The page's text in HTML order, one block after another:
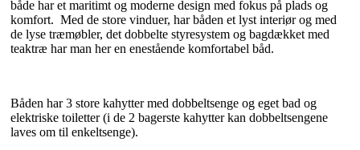
både har et maritimt og moderne design med fokus på plads og
komfort. Med de store vinduer, har båden et lyst interiør og med
de lyse træmøbler, det dobbelte styresystem og bagdækket med
teaktræ har man her en enestående komfortabel båd.
Båden har 3 store kahytter med dobbeltsenge og eget bad og
elektriske toiletter (i de 2 bagerste kahytter kan dobbeltsengene
laves om til enkeltsenge).